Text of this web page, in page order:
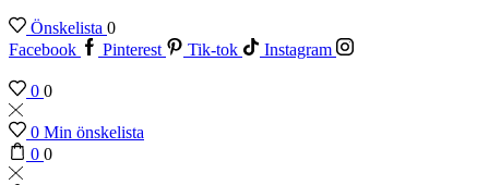
Önskelista 0
Facebook
Pinterest Tik-tok Instagram
0 0
0 Min önskelista
0 0